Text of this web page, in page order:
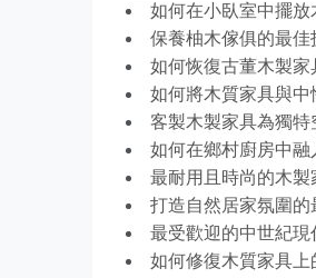
如何在小臥室中擺放
保養柚木傢俱的最佳
如何恢復古董木製家
如何將木質家具與中
客製木製家具為獨特
如何在鄉村廚房中融
最耐用且時尚的木製
打造自然居家氛圍的
最受歡迎的中世紀現
如何修復木質家具上